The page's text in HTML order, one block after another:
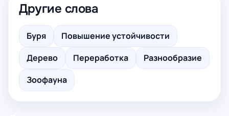
Другие слова
Буря
Повышение устойчивости
Дерево
Переработка
Разнообразие
Зоофауна